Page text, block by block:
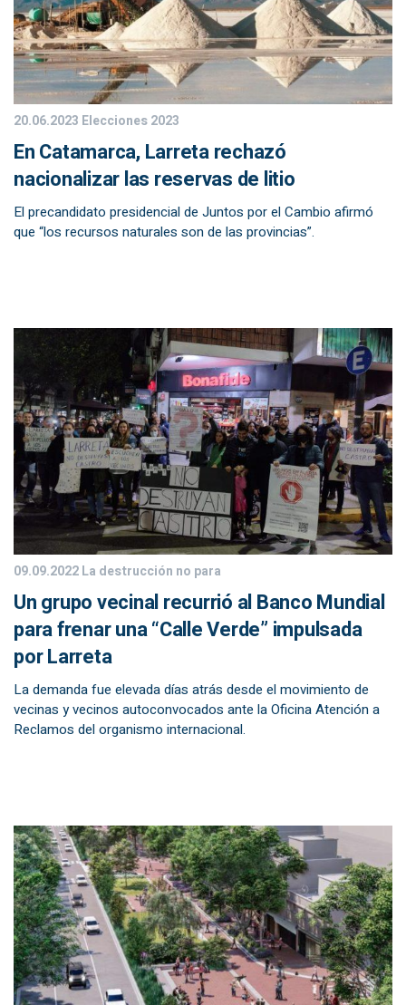
20.06.2023 Elecciones 2023
En Catamarca, Larreta rechazó
nacionalizar las reservas de litio
El precandidato presidencial de Juntos por el Cambio afirmó
que “los recursos naturales son de las provincias”.
09.09.2022La destrucción no para
Un grupo vecinal recurrió al Banco Mundial
para frenar una “Calle Verde” impulsada
por Larreta
La demanda fue elevada días atrás desde el movimiento de
vecinas y vecinos autoconvocados ante la Oficina Atención a
Reclamos del organismo internacional.